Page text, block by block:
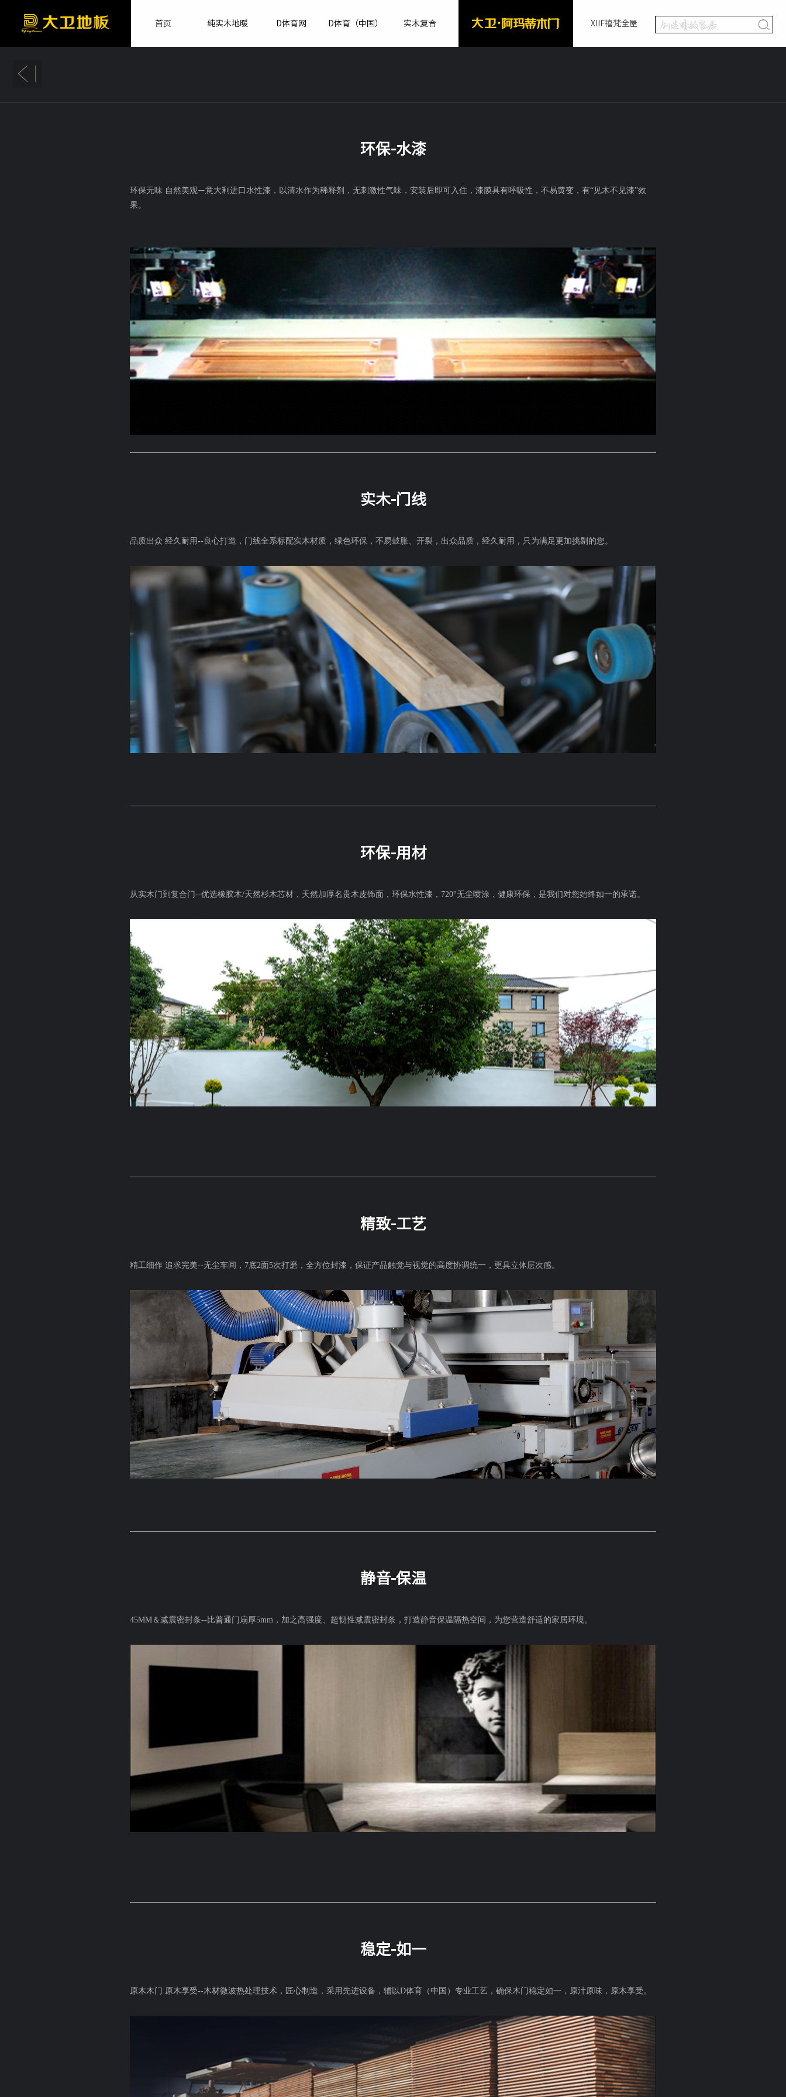
首页 纯实木地暖 D体育网 D体育（中国） 实木复合 XIIF禧梵全屋
环保-水漆
环保无味 自然美观—意大利进口 水性漆，以清水作为稀释剂，无刺激性气味，安装后即可入住，漆膜具有呼吸性，不易黄变，有“见木不见漆”效
果。
实木-门线
品质出众 经久耐用-- 良心打造，门线全系标配实木材质，绿色环保，不易鼓胀、开裂，出众品质，经久耐用，只为满足更加挑剔的您。
环保-用材
从实木门到复合门--优选橡胶木/天然杉木芯材，天然加厚名贵木皮饰面，环保水性漆，720°无尘喷涂，健康环保，是我们对您始终如一的承诺。
精致-工艺
精工细作 追求完美--无尘车间，7底2面5次打磨，全方位封漆，保证产品触觉与视觉的高度协调统一，更具立体层次感。
静音-保温
45MM ＆减震密封条-- 比普通门扇厚5mm，加之高强度、超韧性减震密封条，打造静音保温隔热空间，为您营造舒适的家居环境。
稳定-如一
原木木门 原木享受--木材微波热处理技术，匠心制造，采用先进设备，辅以D体育（中国）专业工艺，确保木门稳定如一，原汁原味，原木享受。